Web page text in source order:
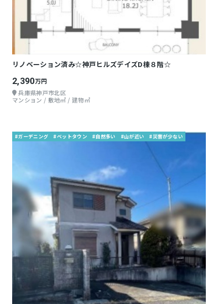
リノベーション済み☆神戸ヒルズデイズD棟８階☆
2,390万円
兵庫県神戸市北区
マンション / 敷地㎡ / 建物㎡
#ガーデニング #ベットタウン #自然多い #山が近い #災害が少ない